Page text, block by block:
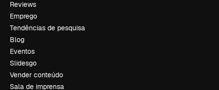
Reviews
Emprego
Tendências de pesquisa
Blog
Eventos
Slidesgo
Vender conteúdo
Sala de imprensa